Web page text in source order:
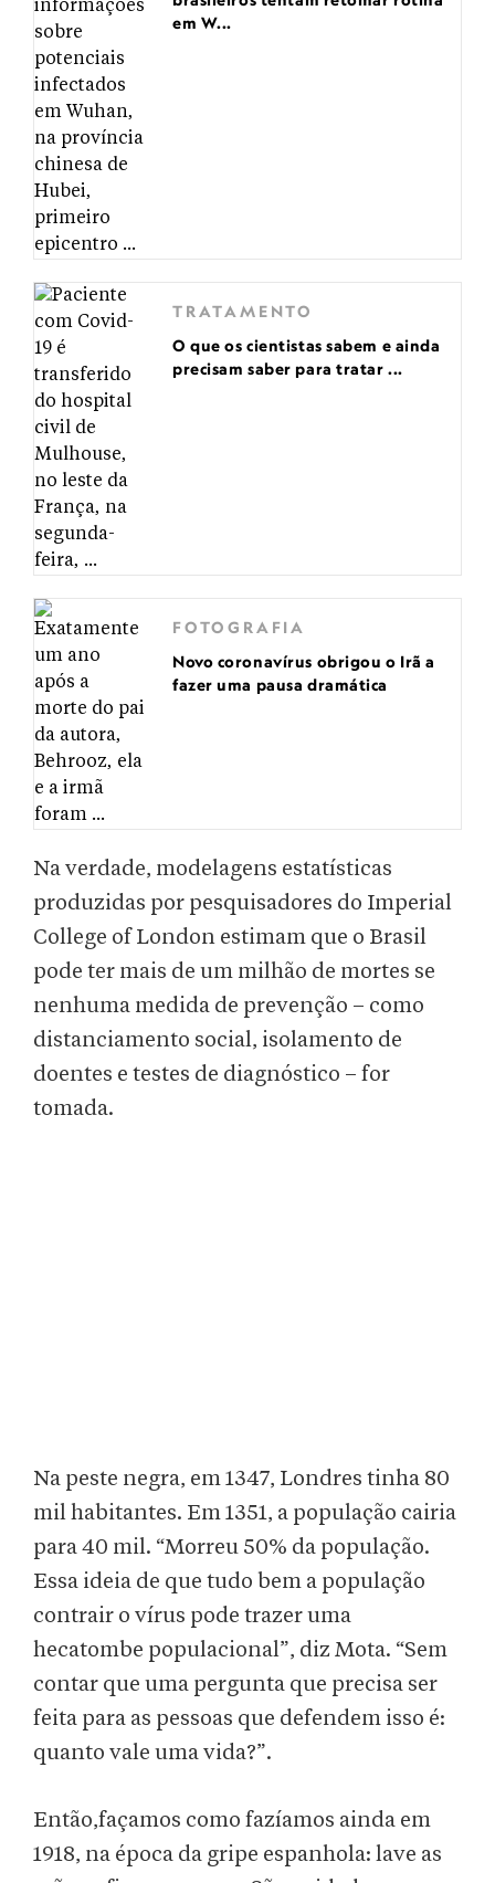
em W...
TRATAMENTO
O que os cientistas sabem e ainda
precisam saber para tratar ...
FOTOGRAFIA
Novo coronavírus obrigou o Irã a
fazer uma pausa dramática
Na verdade, modelagens estatísticas
produzidas por pesquisadores do Imperial
College of London estimam que o Brasil
pode ter mais de um milhão de mortes se
nenhuma medida de prevenção – como
distanciamento social, isolamento de
doentes e testes de diagnóstico – for
tomada.
Na peste negra, em 1347, Londres tinha 80
mil habitantes. Em 1351, a população cairia
para 40 mil. “Morreu 50% da população.
Essa ideia de que tudo bem a população
contrair o vírus pode trazer uma
hecatombe populacional”, diz Mota. “Sem
contar que uma pergunta que precisa ser
feita para as pessoas que defendem isso é:
quanto vale uma vida?”.
Então,façamos como fazíamos ainda em
1918, na época da gripe espanhola: lave as